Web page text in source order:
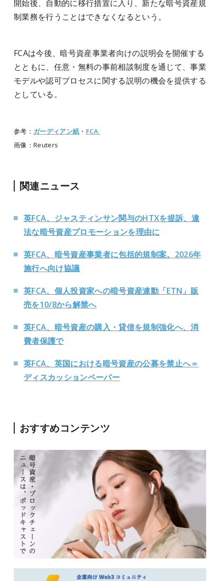
開始後、自動的に移行措置に入り、新たな暗号資産規
制業務を行うことはできなくなるという。
FCAは今後、暗号資産事業者向けの説明会を開催する
とともに、任意・無料の事前相談制度を通じて、事業
モデルや認可プロセスに関する説明の機会を提供する
としている。
参考： ガーディアン紙 ・ FCA
画像：Reuters
関連ニュース
英FCA、ジャスティンサン関与のHTXを提訴、違
法な暗号資産プロモーションを理由に
英FCA、暗号資産事業者に包括的規制案。2026年
施行へ向け協議
英FCA、個人投資家への暗号資産連動「ETN」販
売を10/8から解禁へ
英FCA、暗号資産の購入・貸借を規制強化へ、消
費者保護で
英FCA、英国における暗号資産の公募を禁止へ＝
ディスカッションペーパー
おすすめコンテンツ